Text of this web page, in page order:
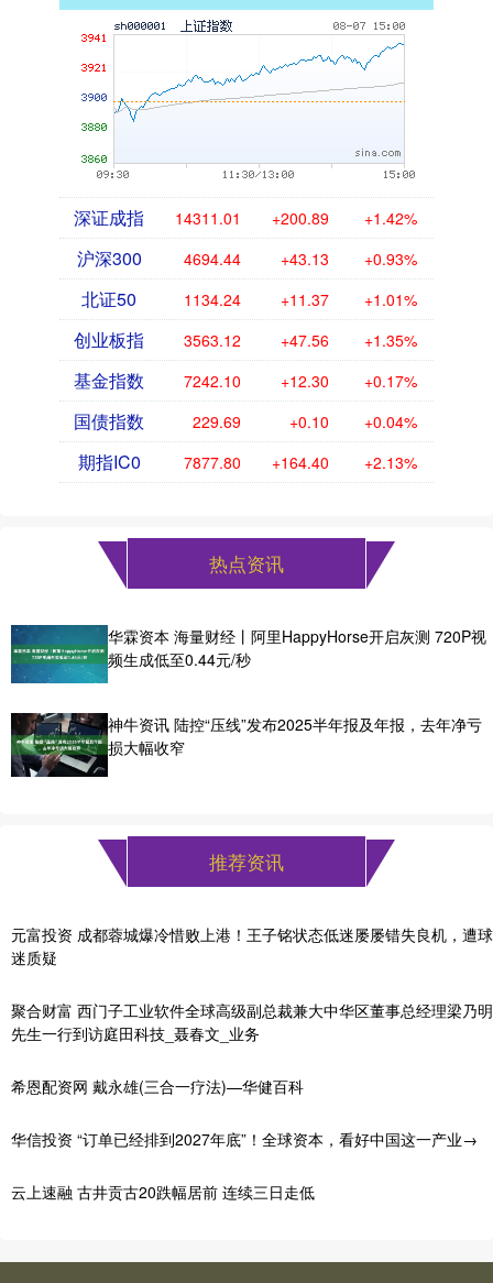
深证成指 14311.01 +200.89 +1.42%
沪深300 4694.44 +43.13 +0.93%
北证50 1134.24 +11.37 +1.01%
创业板指 3563.12 +47.56 +1.35%
基金指数 7242.10 +12.30 +0.17%
国债指数 229.69 +0.10 +0.04%
期指IC0 7877.80 +164.40 +2.13%
热点资讯
华霖资本 海量财经丨阿里HappyHorse开启灰测 720P视
频生成低至0.44元/秒
神牛资讯 陆控“压线”发布2025半年报及年报，去年净亏
损大幅收窄
推荐资讯
元富投资 成都蓉城爆冷惜败上港！王子铭状态低迷屡屡错失良机，遭球
迷质疑
聚合财富 西门子工业软件全球高级副总裁兼大中华区董事总经理梁乃明
先生一行到访庭田科技_聂春文_业务
希恩配资网 戴永雄(三合一疗法)—华健百科
华信投资 “订单已经排到2027年底”！全球资本，看好中国这一产业→
云上速融 古井贡古20跌幅居前 连续三日走低